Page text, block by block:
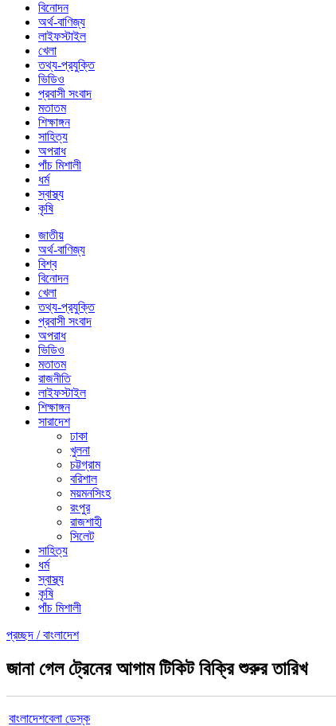
বিনোদন
অর্থ-বাণিজ্য
লাইফস্টাইল
খেলা
তথ্য-প্রযুক্তি
ভিডিও
প্রবাসী সংবাদ
মতাতম
শিক্ষাঙ্গন
সাহিত্য
অপরাধ
পাঁচ মিশালী
ধর্ম
স্বাস্থ্য
কৃষি
জাতীয়
অর্থ-বাণিজ্য
বিশ্ব
বিনোদন
খেলা
তথ্য-প্রযুক্তি
প্রবাসী সংবাদ
অপরাধ
ভিডিও
মতাতম
রাজনীতি
লাইফস্টাইল
শিক্ষাঙ্গন
সারাদেশ
ঢাকা
খুলনা
চট্টগ্রাম
বরিশাল
ময়মনসিংহ
রংপুর
রাজশাহী
সিলেট
সাহিত্য
ধর্ম
স্বাস্থ্য
কৃষি
পাঁচ মিশালী
প্রচ্ছদ /বাংলাদেশ
জানা গেল ট্রেনের আগাম টিকিট বিক্রি শুরুর তারিখ
বাংলাদেশবেলা ডেস্ক